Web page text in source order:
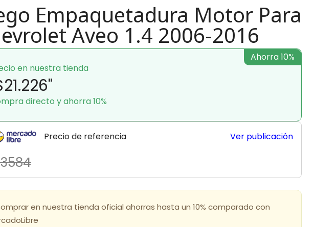
Empaquetadura Motor Para
Aveo 1.4 2006-2016
en nuestra tienda
directo y ahorra 10%
Ahorra 10%
Precio de referencia Ver publicación
en nuestra tienda oficial ahorras hasta un 10% comparado con